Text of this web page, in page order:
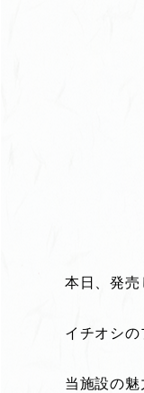
本日、発売
イチオシ
当施設の魅